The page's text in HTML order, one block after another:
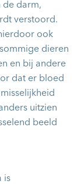
de darm,
verstoord.
ook
dieren
en bij andere
dat er bloed
uitzien
beeld
is